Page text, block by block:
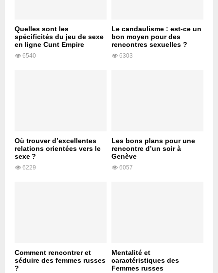
Quelles sont les
spécificités du jeu de sexe
en ligne Cunt Empire
6540
Le candaulisme : est-ce un
bon moyen pour des
rencontres sexuelles ?
6303
Où trouver d’excellentes
relations orientées vers le
sexe ?
6229
Les bons plans pour une
rencontre d’un soir à
Genève
6057
Comment rencontrer et
séduire des femmes russes
?
Mentalité et
caractéristiques des
Femmes russes